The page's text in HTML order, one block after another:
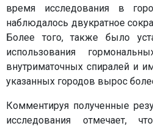
время исследования в
наблюдалось двукратное
Более того, также было
использования
внутриматочных спиралей и
указанных городов вырос
Комментируя полученные
исследования отмечает,